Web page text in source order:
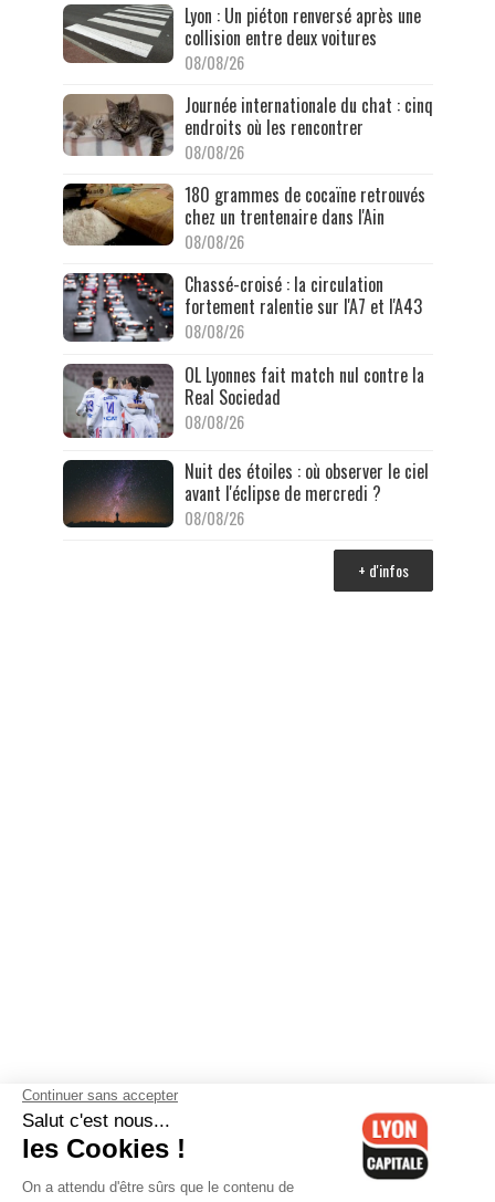
Lyon : Un piéton renversé après une
collision entre deux voitures
08/08/26
Journée internationale du chat : cinq
endroits où les rencontrer
08/08/26
180 grammes de cocaïne retrouvés
chez un trentenaire dans l'Ain
08/08/26
Chassé-croisé : la circulation
fortement ralentie sur l'A7 et l'A43
08/08/26
OL Lyonnes fait match nul contre la
Real Sociedad
08/08/26
Nuit des étoiles : où observer le ciel
avant l'éclipse de mercredi ?
08/08/26
+ d'infos